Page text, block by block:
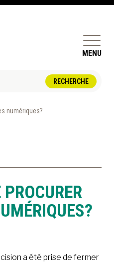
MENU
numériques?
a été prise de fermer